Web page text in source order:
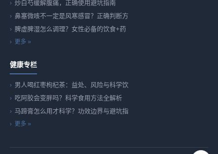
炒白芍缓解腹痛，正确使用避坑指南
鼻塞微咳不一定是风寒感冒？正确判断方
脾虚脾湿怎么调理？女性必备的饮食+药
更多 »
健康专栏
男人喝红枣枸杞茶：益处、风险与科学饮
吃阿胶会变胖吗？科学食用方法全解析
马蹄膏怎么用才科学？功效边界与避坑指
更多 »